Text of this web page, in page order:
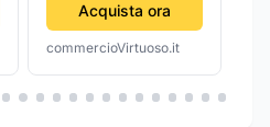
Acquista ora
commercioVirtuoso.it